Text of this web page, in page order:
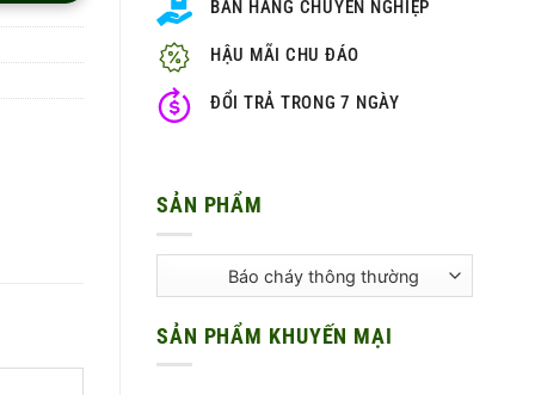
BÁN HÀNG CHUYÊN NGHIỆP
HẬU MÃI CHU ĐÁO
ĐỔI TRẢ TRONG 7 NGÀY
SẢN PHẨM
SẢN PHẨM KHUYẾN MẠI